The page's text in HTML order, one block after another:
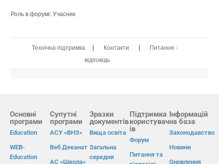
Роль в форумі: Учасник
Технічна підтримка | Контакти |
Питання -
відповідь
Основні
програми
Education
WEB-
Education
Супутні
програми
АСУ «ВНЗ»
Веб Деканат
АС «Школа»
Зразки
документів
Вища освіта
Загальна
середня
Підтримка
користувач
ів
Форум
Питання та
Інформацій
на база
Законодавство
Новини
Оновлення